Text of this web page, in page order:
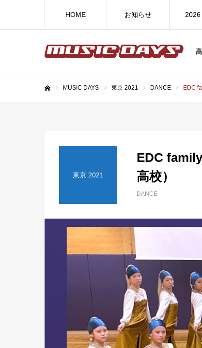
HOME お知らせ
MUSIC DAYS 東京 2021 DANCE EDC
東京 2021
EDC
高校）
DANCE